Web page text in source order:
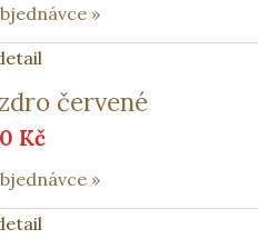
»
červené
Kč
»